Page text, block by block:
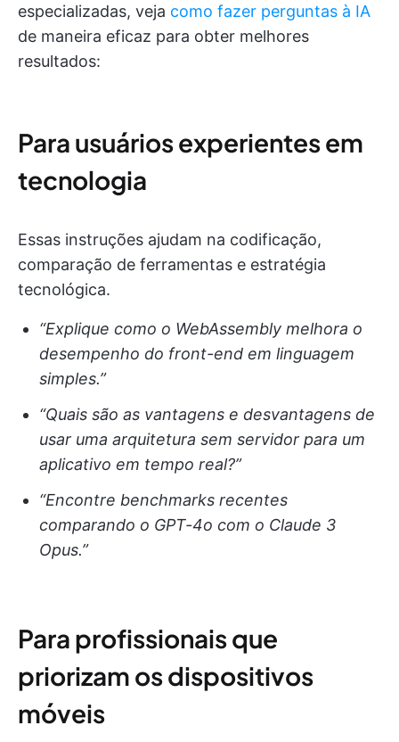
especializadas, veja como fazer perguntas à IA
de maneira eficaz para obter melhores
resultados:
Para usuários experientes em
tecnologia
Essas instruções ajudam na codificação,
comparação de ferramentas e estratégia
tecnológica.
“Explique como o WebAssembly melhora o
desempenho do front-end em linguagem
simples.”
“Quais são as vantagens e desvantagens de
usar uma arquitetura sem servidor para um
aplicativo em tempo real?”
“Encontre benchmarks recentes
comparando o GPT-4o com o Claude 3
Opus.”
Para profissionais que
priorizam os dispositivos
móveis